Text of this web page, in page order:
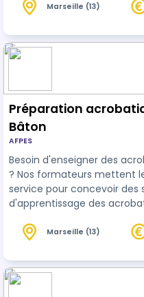
Marseille (13)
Préparation
Bâton
AFPES
Besoin d'enseigner des
? Nos formateurs mettent
service pour concevoir des
d'apprentissage des
Marseille (13)